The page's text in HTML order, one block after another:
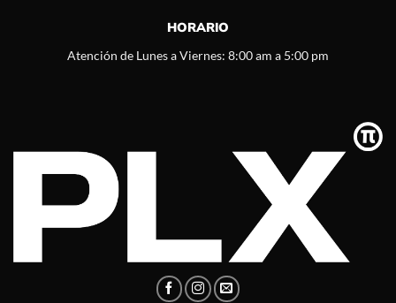
HORARIO
Atención de Lunes a Viernes: 8:00 am a 5:00 pm